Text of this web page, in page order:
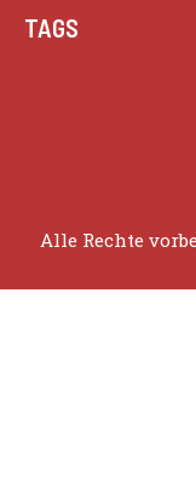
TAGS
Alle Rechte